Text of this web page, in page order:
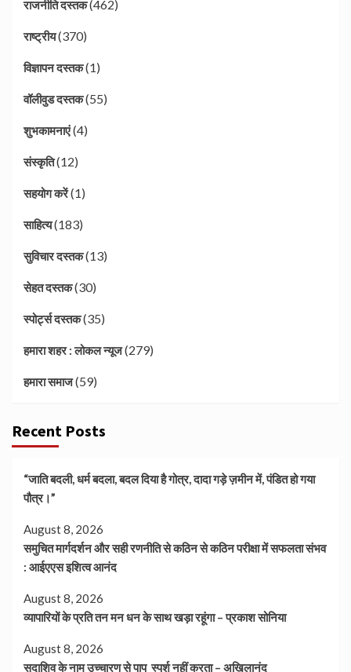
राजनीति दस्तक(462)
राष्ट्रीय(370)
विज्ञापन दस्तक(1)
वॉलीवुड दस्तक(55)
शुभकामनाएं(4)
संस्कृति(12)
सहयोग करें(1)
साहित्य(183)
सुविचार दस्तक(13)
सेहत दस्तक(30)
स्पोर्ट्स दस्तक(35)
हमारा शहर : लोकल न्यूज(279)
हमारा समाज(59)
Recent Posts
“जाति बदली, धर्म बदला, बदल दिया है गोत्र, दादा गड़े ज़मीन में, पंडित हो गया
पौत्र।”
August 8, 2026
समुचित मार्गदर्शन और सही रणनीति से कठिन से कठिन परीक्षा में सफलता संभव
: आईएएस इशित्व आनंद
August 8, 2026
व्यापारियों के प्रति तन मन धन के साथ खड़ा रहूंगा – प्रकाश सोनिया
August 8, 2026
सदाशिव के नाम उच्चारण से पाप स्पर्श नहीं करता – अखिलानंद